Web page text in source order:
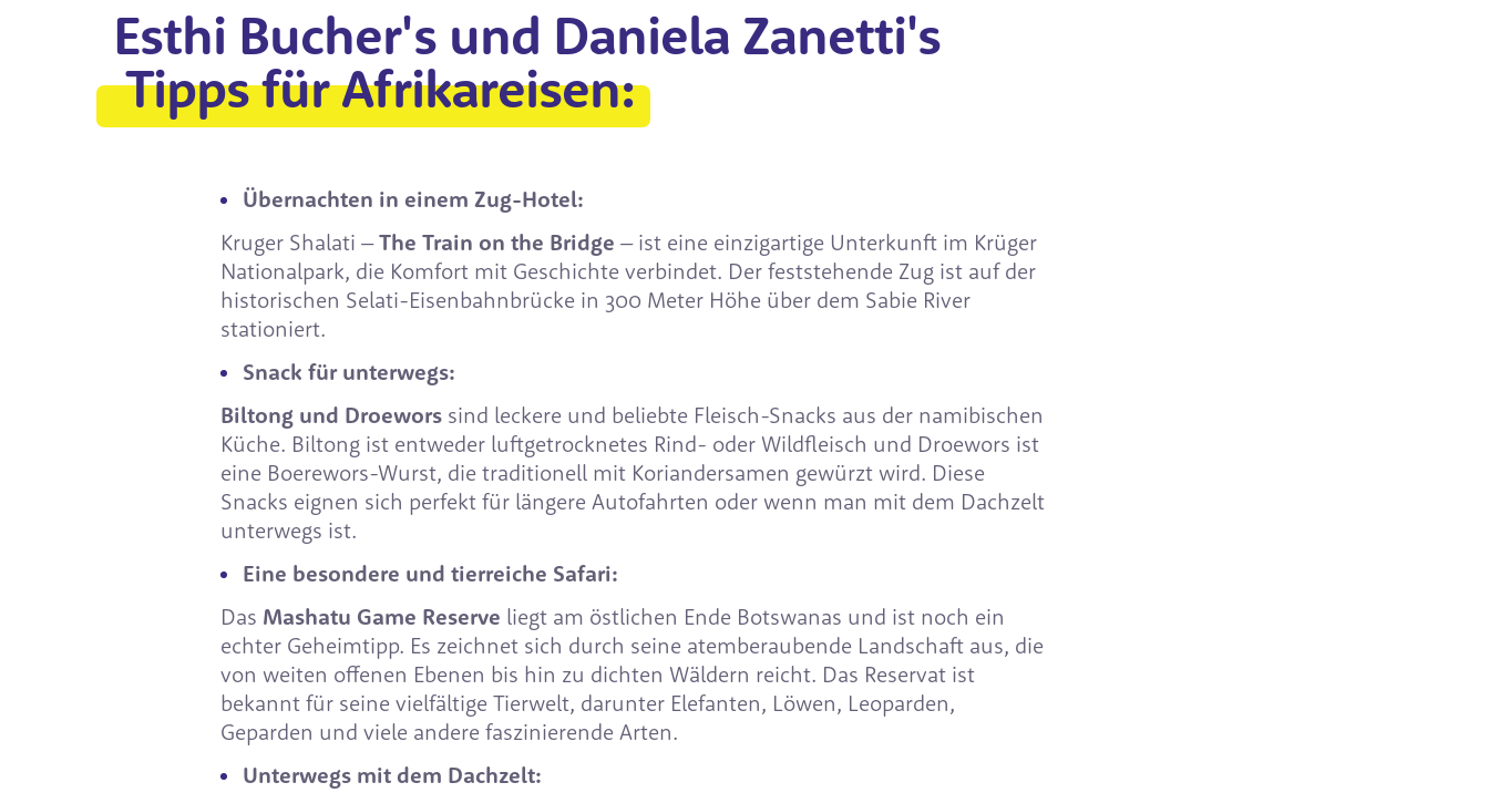
Esthi Bucher's und Daniela Zanetti's
Tipps für Afrikareisen:
Übernachten in einem Zug-Hotel:
Kruger Shalati –The Train on the Bridge – ist eine einzigartige Unterkunft im Krüger
Nationalpark, die Komfort mit Geschichte verbindet. Der feststehende Zug ist auf der
historischen Selati-Eisenbahnbrücke in 300 Meter Höhe über dem Sabie River
stationiert.
Snack für unterwegs:
Biltong und Droewors sind leckere und beliebte Fleisch-Snacks aus der namibischen
Küche. Biltong ist entweder luftgetrocknetes Rind- oder Wildfleisch und Droewors ist
eine Boerewors-Wurst, die traditionell mit Koriandersamen gewürzt wird. Diese
Snacks eignen sich perfekt für längere Autofahrten oder wenn man mit dem Dachzelt
unterwegs ist.
Eine besondere und tierreiche Safari:
Das Mashatu Game Reserve liegt am östlichen Ende Botswanas und ist noch ein
echter Geheimtipp. Es zeichnet sich durch seine atemberaubende Landschaft aus, die
von weiten offenen Ebenen bis hin zu dichten Wäldern reicht. Das Reservat ist
bekannt für seine vielfältige Tierwelt, darunter Elefanten, Löwen, Leoparden,
Geparden und viele andere faszinierende Arten.
Unterwegs mit dem Dachzelt: